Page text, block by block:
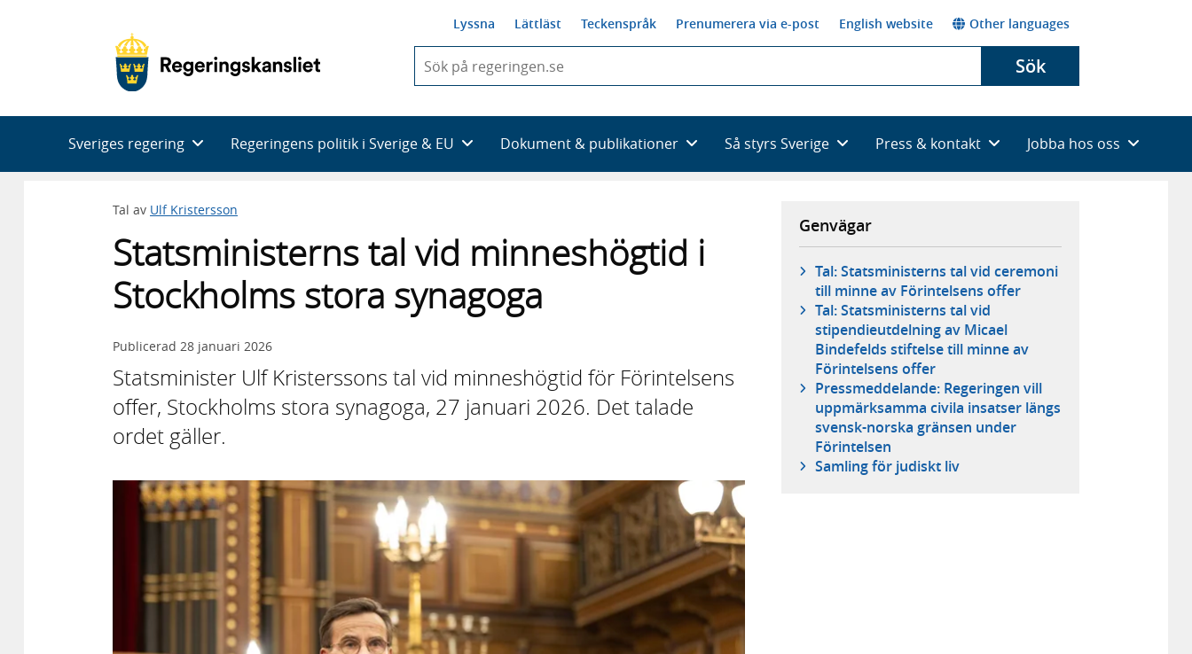
Lyssna Lättläst Teckenspråk Prenumerera via e-post English website Other languages
du
skriva
framträder
en
Sök
Sveriges regering Regeringens politik i Sverige & EU Dokument & publikationer Så styrs Sverige Press & kontakt Jobba hos oss
Tal av Ulf Kristersson
Statsministerns tal vid minneshögtid i
Stockholms stora synagoga
Publicerad 28 januari 2026
Statsminister Ulf Kristerssons tal vid minneshögtid för Förintelsens
offer, Stockholms stora synagoga, 27 januari 2026. Det talade
ordet gäller.
Genvägar
Tal: Statsministerns tal vid ceremoni
till minne av Förintelsens offer
Tal: Statsministerns tal vid
stipendieutdelning av Micael
Bindefelds stiftelse till minne av
Förintelsens offer
Pressmeddelande: Regeringen vill
uppmärksamma civila insatser längs
svensk-norska gränsen under
Förintelsen
Samling för judiskt liv